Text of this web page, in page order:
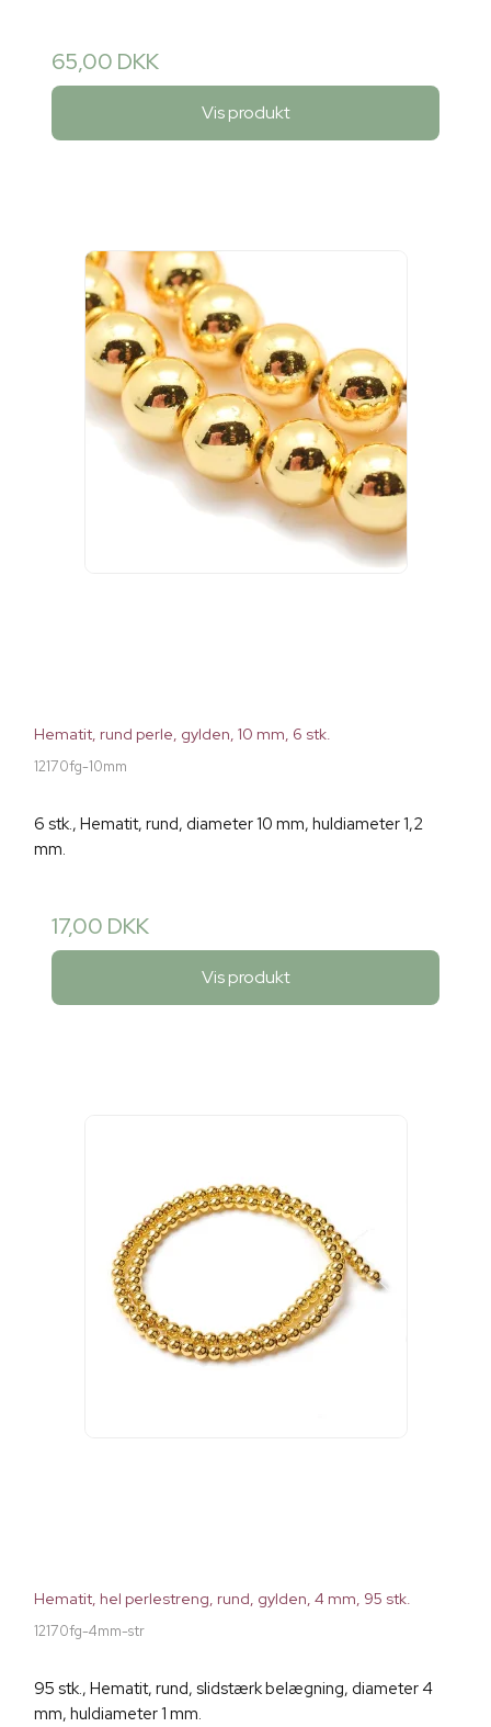
65,00 DKK
Vis produkt
Hematit, rund perle, gylden, 10 mm, 6 stk.
12170fg-10mm
6 stk., Hematit, rund, diameter 10 mm, huldiameter 1,2
mm.
17,00 DKK
Vis produkt
Hematit, hel perlestreng, rund, gylden, 4 mm, 95 stk.
12170fg-4mm-str
95 stk., Hematit, rund, slidstærk belægning, diameter 4
mm, huldiameter 1 mm.